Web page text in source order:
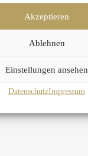
Akzeptieren
Ablehnen
Einstellungen ansehen
DatenschutzImpressum